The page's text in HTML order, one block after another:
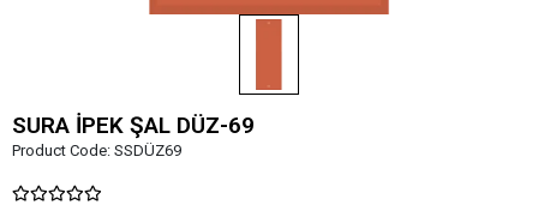
SURA İPEK ŞAL DÜZ-69
Product Code: SSDÜZ69